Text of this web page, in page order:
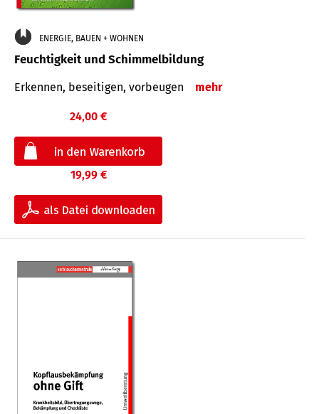
ENERGIE, BAUEN + WOHNEN
Feuchtigkeit und Schimmelbildung
Erkennen, beseitigen, vorbeugen mehr
24,00 €
19,99 €